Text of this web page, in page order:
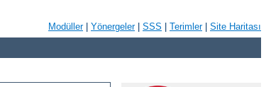
Modüller| Yönergeler| SSS Terimler| Site Haritası